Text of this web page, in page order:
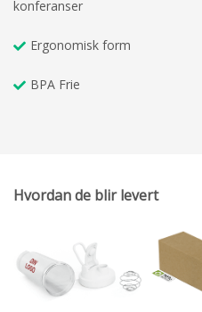
konferanser
Ergonomisk form
BPA Frie
Hvordan de blir levert